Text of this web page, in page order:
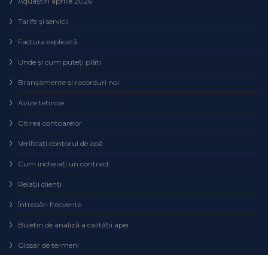
Tarife și servicii
Factura explicată
Unde și cum puteţi plăti
Branșamente și racorduri noi
Avize tehnice
Citirea contoarelor
Verificaţi contorul de apă
Cum încheiaţi un contract
Relaţii clienţi
Întrebări frecvente
Buletin de analiză a calităţii apei
Glosar de termeni